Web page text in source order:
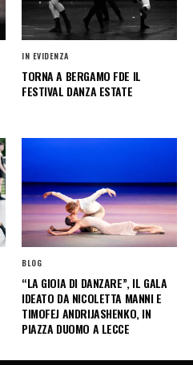
IN EVIDENZA
TORNA A BERGAMO FDE IL
FESTIVAL DANZA ESTATE
BLOG
“LA GIOIA DI DANZARE”, IL GALA
IDEATO DA NICOLETTA MANNI E
TIMOFEJ ANDRIJASHENKO, IN
PIAZZA DUOMO A LECCE